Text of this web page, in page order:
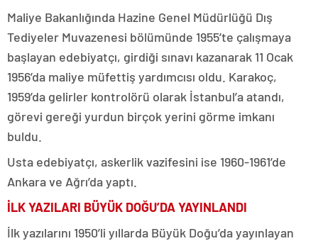
Maliye Bakanlığında Hazine Genel Müdürlüğü Dış
Tediyeler Muvazenesi bölümünde 1955’te çalışmaya
başlayan edebiyatçı, girdiği sınavı kazanarak 11 Ocak
1956’da maliye müfettiş yardımcısı oldu. Karakoç,
1959’da gelirler kontrolörü olarak İstanbul’a atandı,
görevi gereği yurdun birçok yerini görme imkanı
buldu.
Usta edebiyatçı, askerlik vazifesini ise 1960-1961’de
Ankara ve Ağrı’da yaptı.
İLK YAZILARI BÜYÜK DOĞU’DA YAYINLANDI
İlk yazılarını 1950’li yıllarda Büyük Doğu’da yayınlayan